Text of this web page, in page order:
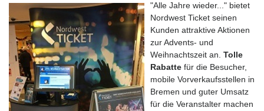
"Alle Jahre wieder..." bietet
Nordwest Ticket seinen
Kunden attraktive Aktionen
zur Advents- und
Weihnachtszeit an. Tolle
Rabatte für die Besucher,
mobile Vorverkaufsstellen in
Bremen und guter Umsatz
für die Veranstalter machen